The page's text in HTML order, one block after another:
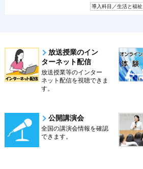
導入科目／生活と福祉
放送授業のイン
ターネット配信
放送授業等のインター
ネット配信を視聴できま
す。
公開講演会
全国の講演会情報を確認
できます。